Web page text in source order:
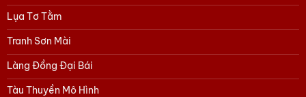
Tham khảo các sản phẩm quà Doanh Nghiệp khác
Tham khảo các sản phẩm quà tặng văn hóa Việt
Tham khảo các sản phẩm kháctại đây
Lụa Tơ Tằm
Tranh Sơn Mài
Làng Đồng Đại Bái
Tàu Thuyền Mô Hình